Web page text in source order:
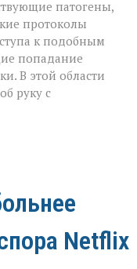
патогены,
протоколы
к подобным
попадание
В этой области
руку с
Netflix